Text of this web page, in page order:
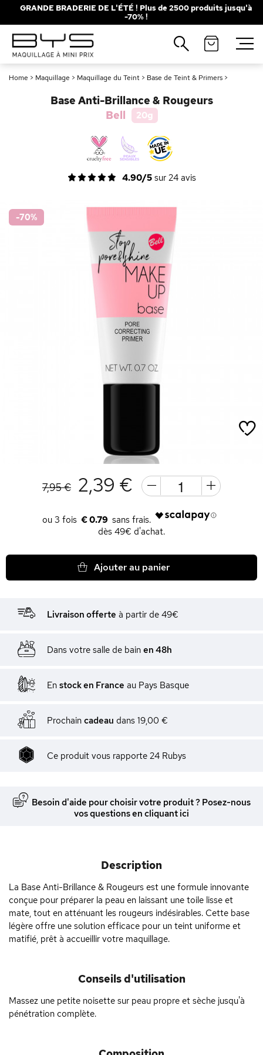
GRANDE BRADERIE DE L'ÉTÉ ! Plus de 2500 produits jusqu'à
-70% !
Home > Maquillage > Maquillage du Teint > Base de Teint & Primers >
Base Anti-Brillance & Rougeurs
Bell
20g
4.90/5sur 24avis
-70%
7,95 € 2,39 €
€ 0.79
dès 49€ d'achat.
Ajouter au panier
Livraison offerte à partir de 49€
Dans votre salle de bain en 48h
En stock en France au Pays Basque
Prochain cadeau dans 19,00 €
Ce produit vous rapporte 24 Rubys
Besoin d'aide pour choisir votre produit ? Posez-nous
vos questions en cliquant ici
Description
La Base Anti-Brillance & Rougeurs est une formule innovante
conçue pour préparer la peau en laissant une toile lisse et
mate, tout en atténuant les rougeurs indésirables. Cette base
légère offre une solution efficace pour un teint uniforme et
matifié, prêt à accueillir votre maquillage.
Conseils d'utilisation
Massez une petite noisette sur peau propre et sèche jusqu'à
pénétration complète.
Fermer
Recherches populaires
Mascara
Palette
Brumes
Rouge à Lèvres